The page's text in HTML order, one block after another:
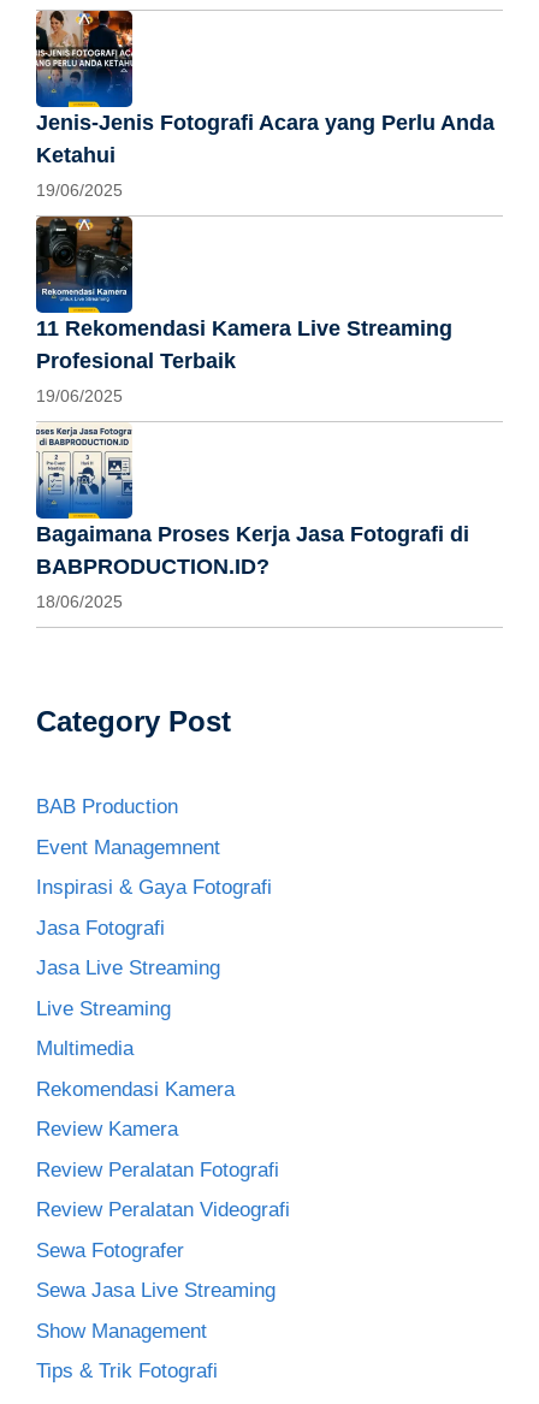
Jenis-Jenis Fotografi Acara yang Perlu Anda
Ketahui
19/06/2025
11 Rekomendasi Kamera Live Streaming
Profesional Terbaik
19/06/2025
Bagaimana Proses Kerja Jasa Fotografi di
BABPRODUCTION.ID?
18/06/2025
Category Post
BAB Production
Event Managemnent
Inspirasi & Gaya Fotografi
Jasa Fotografi
Jasa Live Streaming
Live Streaming
Multimedia
Rekomendasi Kamera
Review Kamera
Review Peralatan Fotografi
Review Peralatan Videografi
Sewa Fotografer
Sewa Jasa Live Streaming
Show Management
Tips & Trik Fotografi